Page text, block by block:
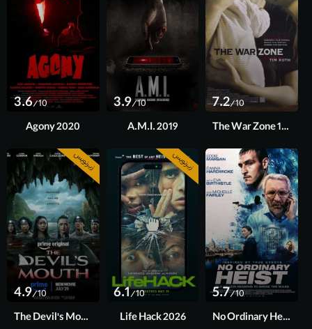
7.2/10
The War Zone 1999
3.9/10
A.M.I. 2019
3.6/10
Agony 2020
5.7/10
No Ordinary Heist 2026
زیرنویس
6.1/10
Life Hack 2026
زیرنویس
4.9/10
The Devil's Mouth 2026